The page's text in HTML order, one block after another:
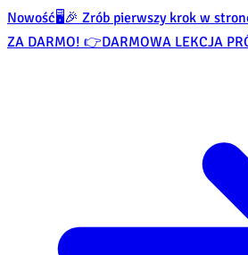
Nowość🖥️🎉 Zrób pierwszy krok w
ZA DARMO! 👉DARMOWA LEKCJA